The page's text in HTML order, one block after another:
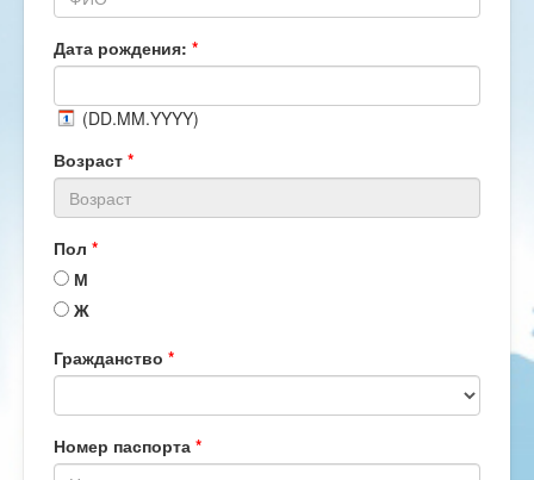
Дата рождения: *
(DD.MM.YYYY)
Возраст *
Пол *
М
Ж
Гражданство *
Номер паспорта *